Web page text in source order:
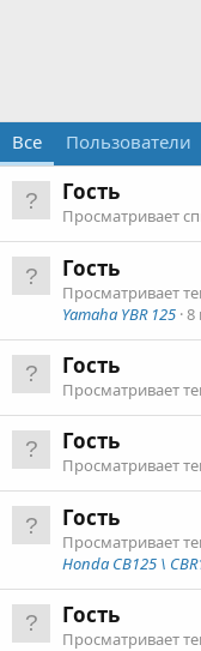
Все Пользователи
Гость
Просматривает
Гость
Просматривает
Yamaha YBR 125 8
Гость
Просматривает
Гость
Просматривает
Гость
Просматривает
Honda CB125 \
Гость
Просматривает